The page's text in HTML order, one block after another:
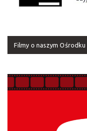
Filmy o naszym Ośrodku